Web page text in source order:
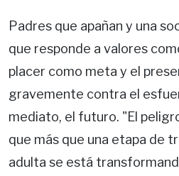
Padres que apañan y una
que responde a valores
placer como meta y el
gravemente contra el
mediato, el futuro. "El
que más que una etapa de
adulta se está